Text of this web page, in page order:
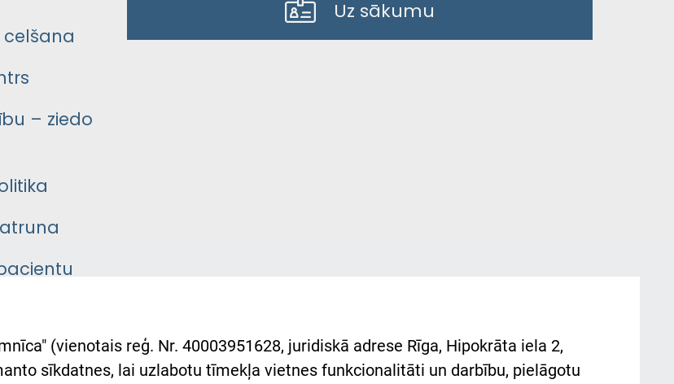
celšana
– ziedo
Uz sākumu
(vienotais reģ. Nr. 40003951628, juridiskā adrese Rīga, Hipokrāta iela 2,
sīkdatnes, lai uzlabotu tīmekļa vietnes funkcionalitāti un darbību, pielāgotu